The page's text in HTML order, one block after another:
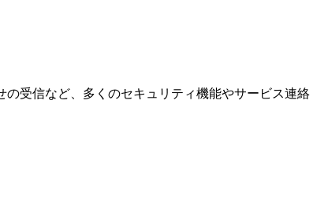
受信など、多くのセキュリティ機能やサービス連絡